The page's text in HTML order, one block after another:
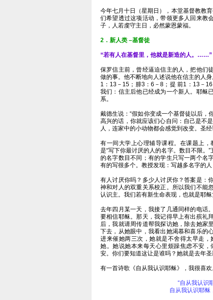
今年七月十日（星期日），本堂基督教教
们希望透过这项活动，带领更多人回来教
子，人若虔守主日，必然蒙恩蒙福。
2．新人类 –基督徒
“若有人在基督里，他就是新造的人。……”
保罗信主前，曾经逼迫信主的人，把他们
做的事。他不断地向人述说他在信主的人
1：13－15；腓3：6－8；提 前1：13－
我们：信主后他已经成为一个新人。耶稣
系。
戴德生说：“假如你变成一个基督徒以后
高兴的话，你就应该们心自问：自己是不
人，连家中的小动物都会感觉到改变。圣
有一间大学上心理辅导课程。在课题上
是“写下你最讨厌的人的名字。数目不限。
的名字数目不同；有的学生只写一两个名
有的写很多个。教授发现：写越多名字的人
有人讨厌你吗？多少人讨厌你？答案是：
神和对人的双重关系校正。所以我们不能
认识主。我们若有新生命表现，也就是耶稣
去年四月某一天，我接了几通同样的电话
要相信耶稣。那天，我记得早上有出殡礼
后，我就请周传道帮我探访她，除去她家
下去，从她眼中，我看出她渴慕和喜乐的
进来催她两三次，她就是不舍得太早走
她。她说她本来每天心里烦躁焦虑不安
安。你们要知道这让是谁吗？她就是去年
有一首诗歌《自从我认识耶稣》，我很喜
“自从我认识
自从我认识耶